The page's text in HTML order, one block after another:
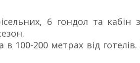
6 гондол та
100-200 метрах від